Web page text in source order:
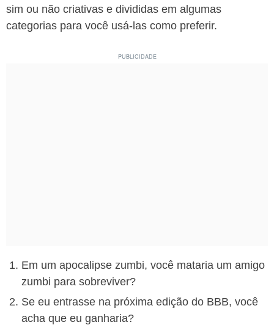
sim ou não criativas e divididas em algumas
categorias para você usá-las como preferir.
Em um apocalipse zumbi, você mataria um amigo
zumbi para sobreviver?
Se eu entrasse na próxima edição do BBB, você
acha que eu ganharia?